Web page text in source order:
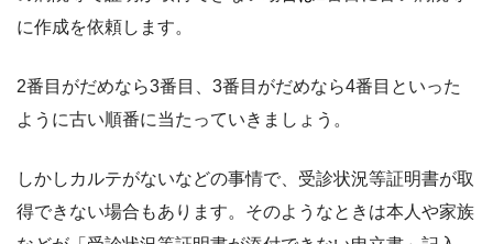
に作成を依頼します。
2番目がだめなら3番目、3番目がだめなら4番目といった
ように古い順番に当たっていきましょう。
しかしカルテがないなどの事情で、受診状況等証明書が取
得できない場合もあります。そのようなときは本人や家族